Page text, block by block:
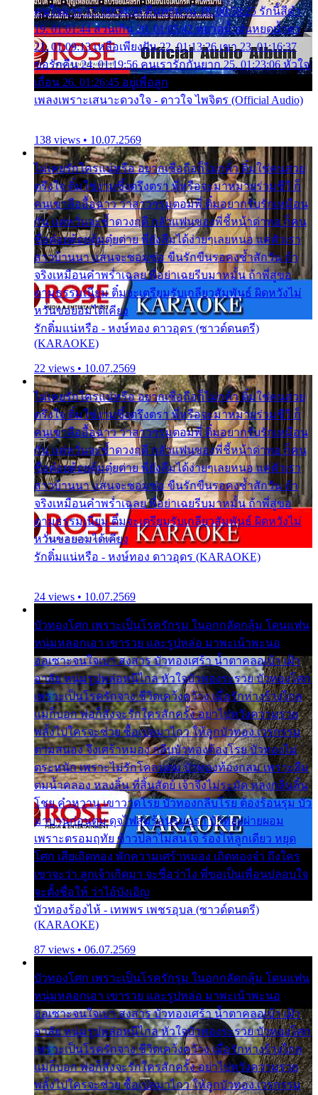
คนใจมาร 17. 00:54:50 คืนทรมาน 18. 00:58:25 รักนี้สีดำ
19. 01:01:44 ส่วนเกิน 20. 01:05:42 หยาดน้ำฝนหยดน้ำตา
21. 01:09:13 เหลือเพียงฝัน 22. 01:13:26 เขา 23. 01:16:37
ขอรักคืน 24. 01:19:56 คนเรารักกันยาก 25. 01:23:06 หัวใจ
เถื่อน 26. 01:26:45 อยู่เพื่อลูก
เพลงเพราะเสนาะดวงใจ - ดาวใจ ไพจิตร (Official Audio)
138 views • 10.07.2569
ไม่เคยรักใครแน่หรือ อยากเชื่อถือก็ไม่กล้า ติ๋มใช่คนสวย
ตรึงใจ ติ๋มใช่งามซึ้งตรึงตรา พี่หรือจะมาหมายร่วมชีวี ก็
คนเขาลืออื้อฉาว ว่าสาวๆรุมตอมพี่ ติ๋มอยากรับรักเหมือน
กัน แต่หวั่นจะช้ำดวงฤดี กลัวแฟนของพี่ชี้หน้าด่าทอ ก็คน
ชื่อต๋อยต้อยตุ้มตุ๋ยต่าย พี่ยังลืมได้ง่ายๆเลยหนอ แค่ตัวเรา
สาวบ้านนา แสนจะซอมซ่อ ขืนรักขืนรอคงช้ำสักวัน ถ้า
จริงเหมือนคำพร่ำเฉลย พี่อย่าเฉยรีบมาหมั้น ถ้าพี่สู่ขอ
ตามธรรมเนียม ติ๋มจะเตรียมรับเกลียวสัมพันธ์ ผิดหวังไม่
หวั่นขอยอมได้เคียง
รักติ๋มแน่หรือ - หงษ์ทอง ดาวอุดร (ซาวด์ดนตรี)
(KARAOKE)
22 views • 10.07.2569
ไม่เคยรักใครแน่หรือ อยากเชื่อถือก็ไม่กล้า ติ๋มใช่คนสวย
ตรึงใจ ติ๋มใช่งามซึ้งตรึงตรา พี่หรือจะมาหมายร่วมชีวี ก็
คนเขาลืออื้อฉาว ว่าสาวๆรุมตอมพี่ ติ๋มอยากรับรักเหมือน
กัน แต่หวั่นจะช้ำดวงฤดี กลัวแฟนของพี่ชี้หน้าด่าทอ ก็คน
ชื่อต๋อยต้อยตุ้มตุ๋ยต่าย พี่ยังลืมได้ง่ายๆเลยหนอ แค่ตัวเรา
สาวบ้านนา แสนจะซอมซ่อ ขืนรักขืนรอคงช้ำสักวัน ถ้า
จริงเหมือนคำพร่ำเฉลย พี่อย่าเฉยรีบมาหมั้น ถ้าพี่สู่ขอ
ตามธรรมเนียม ติ๋มจะเตรียมรับเกลียวสัมพันธ์ ผิดหวังไม่
หวั่นขอยอมได้เคียง
รักติ๋มแน่หรือ - หงษ์ทอง ดาวอุดร (KARAOKE)
24 views • 10.07.2569
บัวทองโศก เพราะเป็นโรครักรุม ในอกกลัดกลุ้ม โดนแฟน
หนุ่มหลอกเอา เขารวย และรูปหล่อ มาพะเน้าพะนอ
ออเซาะจนใจเบา สงสาร บัวทองเศร้า น้ำตาคลอเบ้า เฝ้า
อาลัย หนุ่มรูปหล่อหนีไกล หัวใจบัวทองระรวย บัวทองโศก
เพราะเป็นโรครักจาง ชีวิตเคว้งคว้าง เมื่อรักห่างร้างไกล
แม่ก็บอก พ่อก็สั่งจะรักใครสักครั้ง อย่าไปหวังความรวย
พลั้งไปใครจะช่วย ซื้อเปลมาไกว ให้ลูกบัวทอง เวรกรรม
ตามสนอง จึงเศร้าหมอง กลีบบัวทองต้องโรย บัวทองไม่
ตระหนัก เพราะไม่รักโคลนตม บัวทองท้องกลม เพราะลืม
ตมน้ำคลอง หลงลิ้น ที่สิ้นสัตย์ เจ้าจึงไม่ระมัด หลงกลิ่นลิ้น
โชย คำหวาน เขาวาดโรย บัวทองกลีบโรย ต้องร้อนรุม บัว
มาบานก่อนตูม ดุจไฟสุมร้อนรุมอุรา บัวทองผ่ายผอม
เพราะตรอมฤทัย ข้าวปลาไม่สนใจ ร้องไห้ลูกเดียว หยุด
โศก เสียเถิดทอง พักความเศร้าหมอง เถิดทองจ๋า ถึงใคร
เขาจะว่า ลูกเจ้าเกิดมา จะชื่อว่าไง พี่ขอเป็นเพื่อนปลอบใจ
จะตั้งชื่อให้ ว่าไอ้บังเอิญ
บัวทองร้องไห้ - เทพพร เพชรอุบล (ซาวด์ดนตรี)
(KARAOKE)
87 views • 06.07.2569
บัวทองโศก เพราะเป็นโรครักรุม ในอกกลัดกลุ้ม โดนแฟน
หนุ่มหลอกเอา เขารวย และรูปหล่อ มาพะเน้าพะนอ
ออเซาะจนใจเบา สงสาร บัวทองเศร้า น้ำตาคลอเบ้า เฝ้า
อาลัย หนุ่มรูปหล่อหนีไกล หัวใจบัวทองระรวย บัวทองโศก
เพราะเป็นโรครักจาง ชีวิตเคว้งคว้าง เมื่อรักห่างร้างไกล
แม่ก็บอก พ่อก็สั่งจะรักใครสักครั้ง อย่าไปหวังความรวย
พลั้งไปใครจะช่วย ซื้อเปลมาไกว ให้ลูกบัวทอง เวรกรรม